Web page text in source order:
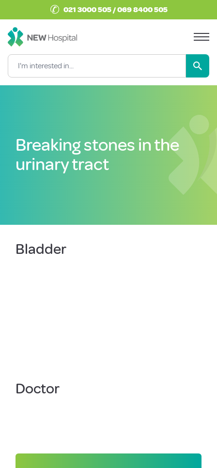
✆ 021 3000 505 / 069 8400 505
Breaking stones in the
urinary tract
Bladder
Doctor